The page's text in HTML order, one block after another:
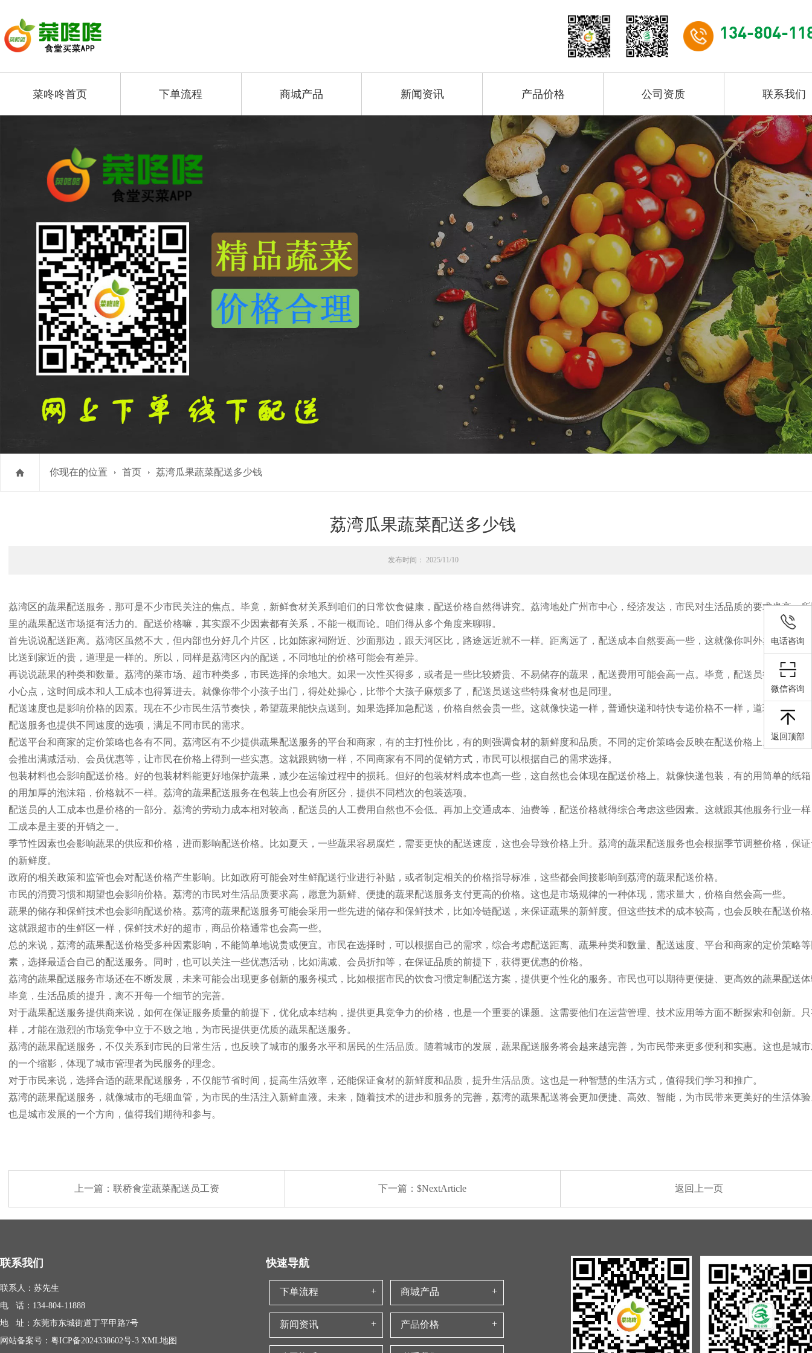
134-804-
菜咚咚首页 下单流程 商城产品 新闻资讯 产品价格 公司资质 联系我们
你现在的位置 首页 荔湾瓜果蔬菜配送多少钱
荔湾瓜果蔬菜配送多少钱
发布时间： 2025/11/10
荔湾区的蔬果配送服务，那可是不少市民关注的焦点。毕竟，新鲜食材关系到咱们的日常饮食健康，配送价格自然得讲究。荔湾地处广州市中心，经济发达，市民对生活品质的要求也高，
里的蔬果配送市场挺有活力的。配送价格嘛，其实跟不少因素都有关系，不能一概而论。咱们得从多个角度来聊聊。
首先说说配送距离。荔湾区虽然不大，但内部也分好几个片区，比如陈家祠附近、沙面那边，跟天河区比，路途远近就不一样。距离远了，配送成本自然要高一些，这就像你叫外卖，送到
比送到家近的贵，道理是一样的。所以，同样是荔湾区内的配送，不同地址的价格可能会有差异。
再说说蔬果的种类和数量。荔湾的菜市场、超市种类多，市民选择的余地大。如果一次性买得多，或者是一些比较娇贵、不易储存的蔬果，配送费用可能会高一点。毕竟，配送员得多费心
小心点，这时间成本和人工成本也得算进去。就像你带个小孩子出门，得处处操心，比带个大孩子麻烦多了，配送员送这些特殊食材也是同理。
配送速度也是影响价格的因素。现在不少市民生活节奏快，希望蔬果能快点送到。如果选择加急配送，价格自然会贵一些。这就像快递一样，普通快递和特快专递价格不一样，道理相通。
配送服务也提供不同速度的选项，满足不同市民的需求。
配送平台和商家的定价策略也各有不同。荔湾区有不少提供蔬果配送服务的平台和商家，有的主打性价比，有的则强调食材的新鲜度和品质。不同的定价策略会反映在配送价格上。有的平
会推出满减活动、会员优惠等，让市民在价格上得到一些实惠。这就跟购物一样，不同商家有不同的促销方式，市民可以根据自己的需求选择。
包装材料也会影响配送价格。好的包装材料能更好地保护蔬果，减少在运输过程中的损耗。但好的包装材料成本也高一些，这自然也会体现在配送价格上。就像快递包装，有的用简单的纸
的用加厚的泡沫箱，价格就不一样。荔湾的蔬果配送服务在包装上也会有所区分，提供不同档次的包装选项。
配送员的人工成本也是价格的一部分。荔湾的劳动力成本相对较高，配送员的人工费用自然也不会低。再加上交通成本、油费等，配送价格就得综合考虑这些因素。这就跟其他服务行业一
工成本是主要的开销之一。
季节性因素也会影响蔬果的供应和价格，进而影响配送价格。比如夏天，一些蔬果容易腐烂，需要更快的配送速度，这也会导致价格上升。荔湾的蔬果配送服务也会根据季节调整价格，保
的新鲜度。
政府的相关政策和监管也会对配送价格产生影响。比如政府可能会对生鲜配送行业进行补贴，或者制定相关的价格指导标准，这些都会间接影响到荔湾的蔬果配送价格。
市民的消费习惯和期望也会影响价格。荔湾的市民对生活品质要求高，愿意为新鲜、便捷的蔬果配送服务支付更高的价格。这也是市场规律的一种体现，需求量大，价格自然会高一些。
蔬果的储存和保鲜技术也会影响配送价格。荔湾的蔬果配送服务可能会采用一些先进的储存和保鲜技术，比如冷链配送，来保证蔬果的新鲜度。但这些技术的成本较高，也会反映在配送价
这就跟超市的生鲜区一样，保鲜技术好的超市，商品价格通常也会高一些。
总的来说，荔湾的蔬果配送价格受多种因素影响，不能简单地说贵或便宜。市民在选择时，可以根据自己的需求，综合考虑配送距离、蔬果种类和数量、配送速度、平台和商家的定价策略
素，选择最适合自己的配送服务。同时，也可以关注一些优惠活动，比如满减、会员折扣等，在保证品质的前提下，获得更优惠的价格。
荔湾的蔬果配送服务市场还在不断发展，未来可能会出现更多创新的服务模式，比如根据市民的饮食习惯定制配送方案，提供更个性化的服务。市民也可以期待更便捷、更高效的蔬果配送
毕竟，生活品质的提升，离不开每一个细节的完善。
对于蔬果配送服务提供商来说，如何在保证服务质量的前提下，优化成本结构，提供更具竞争力的价格，也是一个重要的课题。这需要他们在运营管理、技术应用等方面不断探索和创新。
样，才能在激烈的市场竞争中立于不败之地，为市民提供更优质的蔬果配送服务。
荔湾的蔬果配送服务，不仅关系到市民的日常生活，也反映了城市的服务水平和居民的生活品质。随着城市的发展，蔬果配送服务将会越来越完善，为市民带来更多便利和实惠。这也是城
的一个缩影，体现了城市管理者为民服务的理念。
对于市民来说，选择合适的蔬果配送服务，不仅能节省时间，提高生活效率，还能保证食材的新鲜度和品质，提升生活品质。这也是一种智慧的生活方式，值得我们学习和推广。
荔湾的蔬果配送服务，就像城市的毛细血管，为市民的生活注入新鲜血液。未来，随着技术的进步和服务的完善，荔湾的蔬果配送将会更加便捷、高效、智能，为市民带来更美好的生活体
也是城市发展的一个方向，值得我们期待和参与。
上一篇： 联桥食堂蔬菜配送员工资 下一篇：$NextArticle 返回上一页
联系我们
联系人：苏先生
电 话：134-804-11888
地 址：东莞市东城街道丁平甲路7号
网站备案号： 粤ICP备2024338602号-3 XML地图
快速导航
下单流程 商城产品
新闻资讯 产品价格
电话咨询
微信咨询
返回顶部